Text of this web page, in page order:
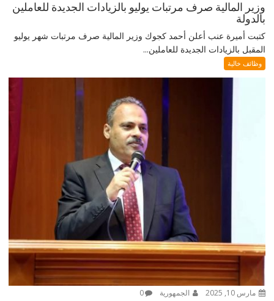
وزير المالية صرف مرتبات يوليو بالزيادات الجديدة للعاملين
بالدولة
كتبت أميرة عنب أعلن أحمد كجوك وزير المالية صرف مرتبات شهر يوليو
المقبل بالزيادات الجديدة للعاملين...
وظائف خالية
مارس 10, 2025 الجمهورية 0